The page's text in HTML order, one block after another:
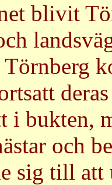
blivit
Törnberg
i bukten,
och
sig till